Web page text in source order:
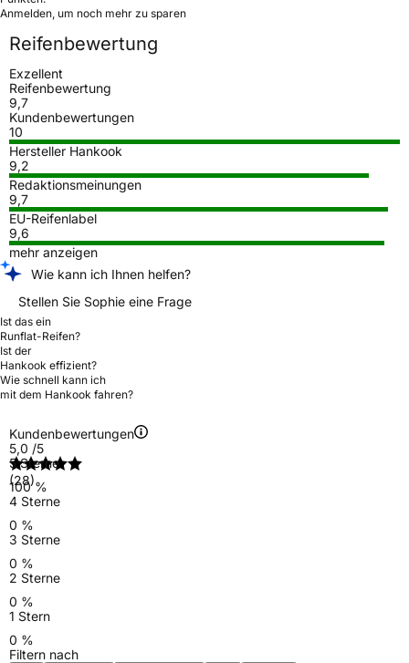
Anmelden, um noch mehr zu sparen
Reifenbewertung
Exzellent
Reifenbewertung
9,7
Kundenbewertungen
10
Hersteller Hankook
9,2
Redaktionsmeinungen
9,7
EU-Reifenlabel
9,6
mehr anzeigen
Wie kann ich Ihnen helfen?
Stellen Sie Sophie eine Frage
Ist das ein
Runflat-Reifen?
Ist der
Hankook effizient?
Wie schnell kann ich
mit dem Hankook fahren?
Kundenbewertungen
5,0 /5
(28)
5 Sterne
100 %
4 Sterne
0 %
3 Sterne
0 %
2 Sterne
0 %
1 Stern
0 %
Filtern nach